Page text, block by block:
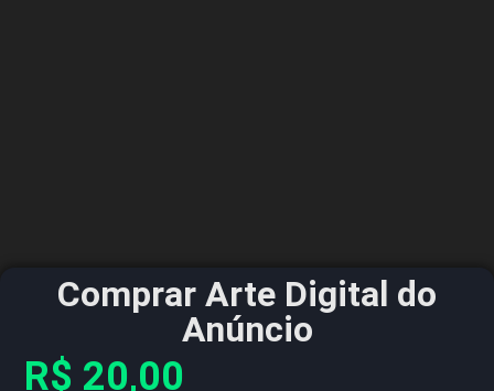
Comprar Arte Digital do
Anúncio
R$ 20,00